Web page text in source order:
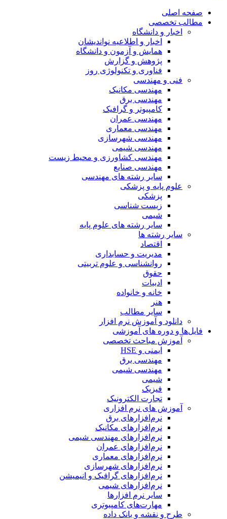
صفحه اصلی
مطالب تخصصی
اخبار و دانشگاه
اخبار و اطلاعیه نواندیشان
همایش و آزمون و دانشگاه
پژوهش و گزارش
فناوری و تکنولوژی روز
فنی و مهندسی
مهندسی مکانیک
مهندسی برق
کامپیوتر و گرافیک
مهندسی عمران
مهندسی معماری
مهندسی شهرسازی
مهندسی شیمی
مهندسی کشاورزی و محیط زیست
مهندسی صنایع
سایر رشته های مهندسی
علوم پایه و پزشکی
پزشکی
زیست شناسی
شیمی
سایر رشته های علوم پایه
سایر رشته ها
اقتصاد
مدیریت و حسابداری
روانشناسی و علوم تربیتی
حقوق
ادبیات
خانه و خانواده
هنر
سایر مطالب
دانلود و آموزش نرم افزار
فایل‌ها و دوره های آموزشی
آموزش مباحث تخصصی
ایمنی و HSE
مهندسی برق
مهندسی شیمی
شیمی
فیزیک
تجارت الکترونیک
آموزش های نرم افزاری
نرم‌افزارهای برق
نرم‌افزارهای مکانیک
نرم‌افزارهای مهندسی شیمی
نرم‌افزارهای عمران
نرم‌افزارهای معماری
نرم‌افزارهای شهرسازی
نرم‌افزارهای گرافیک و انیمیشن
نرم‌افزارهای شیمی
سایر نرم افزارها
مهارت‌های کامپیوتری
طرح و نقشه و بانک داده